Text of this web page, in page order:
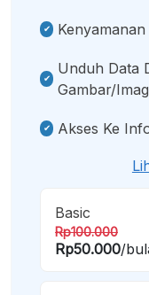
Unduh Data
Gambar/
Akses Ke
Basic
Rp100.000
Rp50.000/